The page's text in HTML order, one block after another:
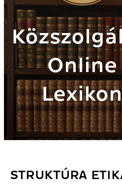
Online
STRUKTÚRA